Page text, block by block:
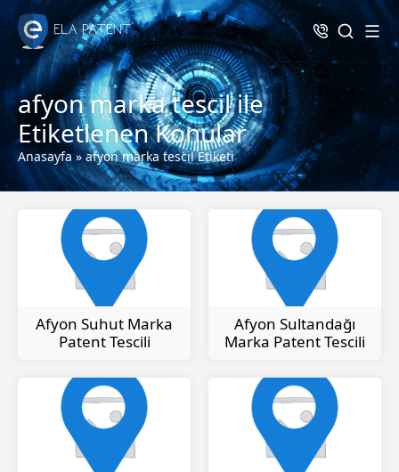
afyon marka tescil ile
Etiketlenen Konular
Anasayfa»afyon marka tescil Etiketi
Afyon Suhut Marka
Patent Tescili
Afyon Sultandağı
Marka Patent Tescili